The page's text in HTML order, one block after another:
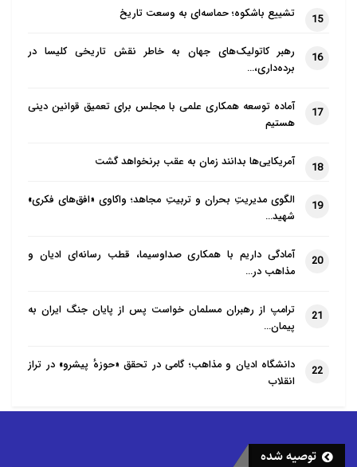
15 تشییع باشکوه؛ حماسه‌ای به وسعت تاریخ
16
رهبر کاتولیک‌های جهان به خاطر نقش تاریخی کلیسا در
برده‌داری،…
17
آماده توسعه همکاری علمی با مجلس برای تعمیق قوانین دینی
هستیم
18 آمریکایی‌ها بدانند زمان به عقب برنخواهد گشت
19
الگوی مدیریتِ بحران و تربیتِ مجاهد؛ واکاوی «افق‌های فکری»
شهید…
20
آمادگی داریم با همکاری صداوسیما، قطب رسانه‌ای ادیان و
مذاهب در…
21
ترامپ از رهبران مسلمان خواست پس از پایان جنگ ایران به
پیمان…
22
دانشگاه ادیان و مذاهب؛ گامی در تحقق «حوزهٔ پیشرو» در تراز
انقلاب
توصیه شده